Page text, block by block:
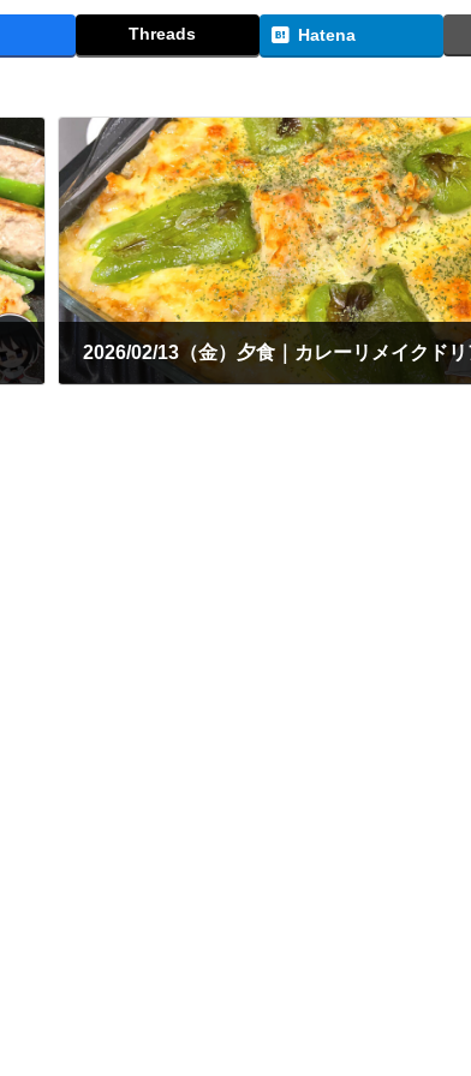
Threads Hatena